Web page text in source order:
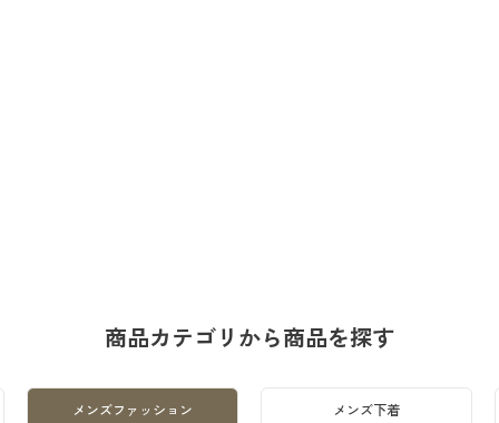
商品カテゴリから商品を探す
メンズファッション メンズ下着